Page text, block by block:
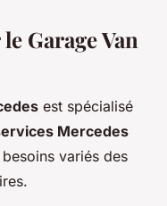
Garage Van
est spécialisé
Mercedes
variés des